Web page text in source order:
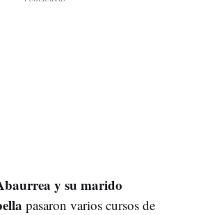
y su marido
pasaron varios cursos de